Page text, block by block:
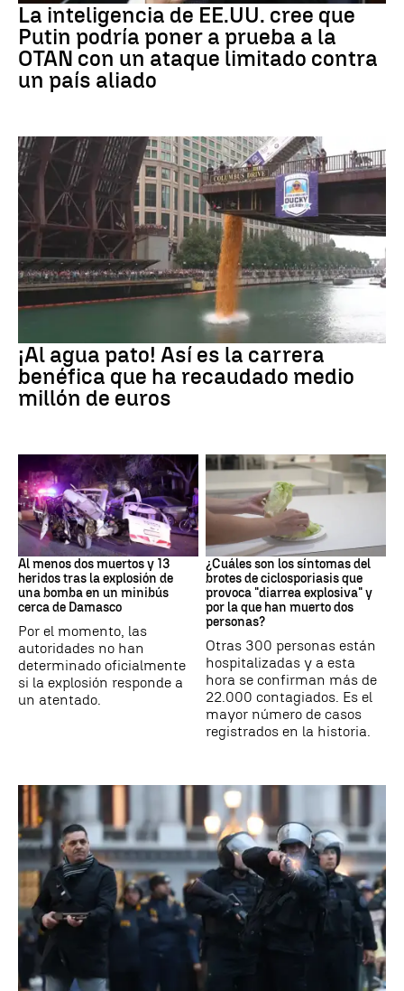
La inteligencia de EE.UU. cree que
Putin podría poner a prueba a la
OTAN con un ataque limitado contra
un país aliado
¡Al agua pato! Así es la carrera
benéfica que ha recaudado medio
millón de euros
SIRIA
Al menos dos muertos y 13
heridos tras la explosión de
una bomba en un minibús
cerca de Damasco
Por el momento, las
autoridades no han
determinado oficialmente
si la explosión responde a
un atentado.
Brote
¿Cuáles son los síntomas del
brotes de ciclosporiasis que
provoca "diarrea explosiva" y
por la que han muerto dos
personas?
Otras 300 personas están
hospitalizadas y a esta
hora se confirman más de
22.000 contagiados. Es el
mayor número de casos
registrados en la historia.